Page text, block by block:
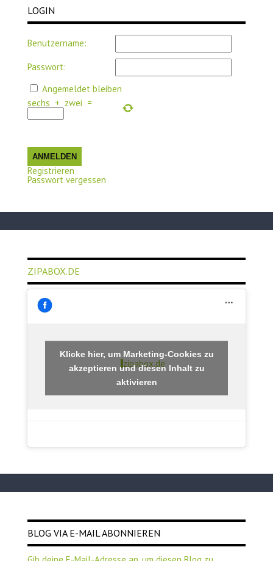
LOGIN
Benutzername:
Passwort:
Angemeldet bleiben
sechs + zwei =
ANMELDEN
Registrieren
Passwort vergessen
ZIPABOX.DE
zipabox.de
Klicke hier, um Marketing-Cookies zu
akzeptieren und diesen Inhalt zu
aktivieren
BLOG VIA E-MAIL ABONNIEREN